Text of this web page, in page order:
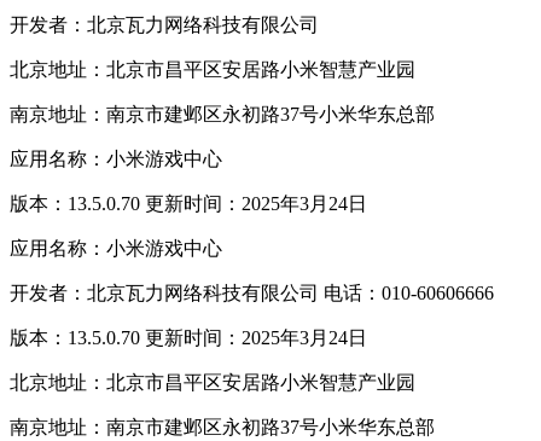
开发者：北京瓦力网络科技有限公司
北京地址：北京市昌平区安居路小米智慧产业园
南京地址：南京市建邺区永初路37号小米华东总部
应用名称：小米游戏中心
版本：13.5.0.70 更新时间：2025年3月24日
应用名称：小米游戏中心
开发者：北京瓦力网络科技有限公司 电话：010-60606666
版本：13.5.0.70 更新时间：2025年3月24日
北京地址：北京市昌平区安居路小米智慧产业园
南京地址：南京市建邺区永初路37号小米华东总部